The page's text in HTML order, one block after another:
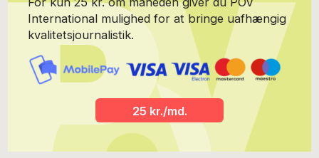
International mulighed for at bringe uafhængig
kvalitetsjournalistik.
25 kr./md.